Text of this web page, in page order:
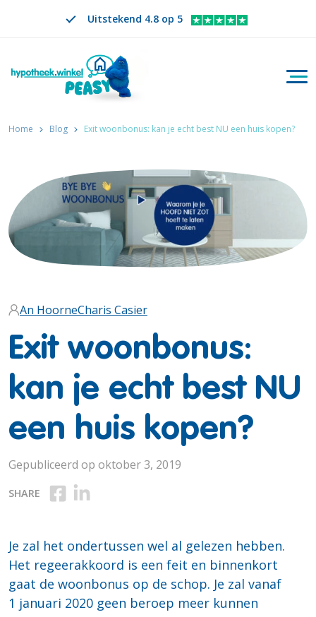
Uitstekend 4.8 op 5
Zoeken
VERANDER TAAL. GESELECTEERDE TAAL IS
NL
Home Blog Exit woonbonus: kan je echt best NU een huis kopen?
An HoorneCharis Casier
Exit woonbonus:
kan je echt best NU
een huis kopen?
Gepubliceerd op oktober 3, 2019
SHARE Deel op Facebook
Deel op Linkedin
Je zal het ondertussen wel al gelezen hebben.
Het regeerakkoord is een feit en binnenkort
gaat de woonbonus op de schop. Je zal vanaf
1 januari 2020 geen beroep meer kunnen